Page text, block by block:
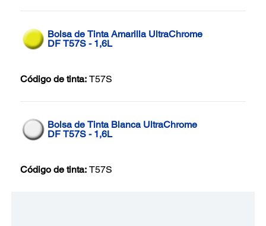
Bolsa de Tinta Amarilla UltraChrome
DF T57S - 1,6L
Código de tinta: T57S
Bolsa de Tinta Blanca UltraChrome
DF T57S - 1,6L
Código de tinta: T57S